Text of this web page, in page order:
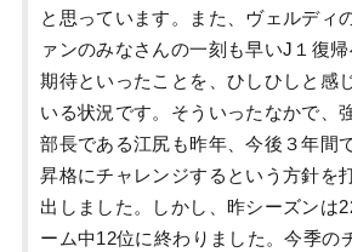
と思っています。また、ヴェルディ
ァンのみなさんの一刻も早いJ１復
期待といったことを、ひしひしと感
いる状況です。そういったなかで、
部長である江尻も昨年、今後３年間
昇格にチャレンジするという方針を
出しました。しかし、昨シーズンは
ーム中12位に終わりました。今季の